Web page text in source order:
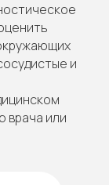
и
врача или